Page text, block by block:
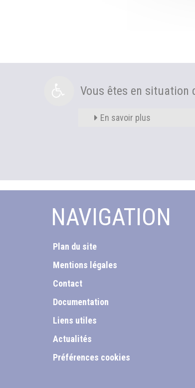
Vous êtes en situation
En savoir plus
NAVIGATION
Plan du site
Mentions légales
Contact
Documentation
Liens utiles
Actualités
Préférences cookies